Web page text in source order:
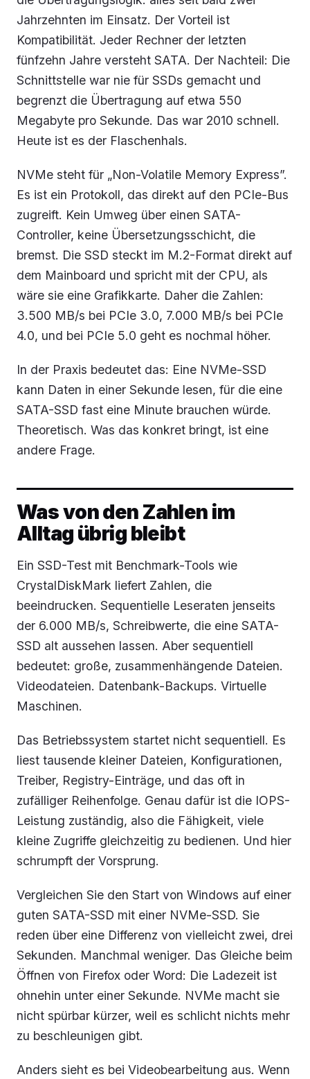
Jahrzehnten im Einsatz. Der Vorteil ist
Kompatibilität. Jeder Rechner der letzten
fünfzehn Jahre versteht SATA. Der Nachteil: Die
Schnittstelle war nie für SSDs gemacht und
begrenzt die Übertragung auf etwa 550
Megabyte pro Sekunde. Das war 2010 schnell.
Heute ist es der Flaschenhals.
NVMe steht für „Non-Volatile Memory Express”.
Es ist ein Protokoll, das direkt auf den PCIe-Bus
zugreift. Kein Umweg über einen SATA-
Controller, keine Übersetzungsschicht, die
bremst. Die SSD steckt im M.2-Format direkt auf
dem Mainboard und spricht mit der CPU, als
wäre sie eine Grafikkarte. Daher die Zahlen:
3.500 MB/s bei PCIe 3.0, 7.000 MB/s bei PCIe
4.0, und bei PCIe 5.0 geht es nochmal höher.
In der Praxis bedeutet das: Eine NVMe-SSD
kann Daten in einer Sekunde lesen, für die eine
SATA-SSD fast eine Minute brauchen würde.
Theoretisch. Was das konkret bringt, ist eine
andere Frage.
Was von den Zahlen im
Alltag übrig bleibt
Ein SSD-Test mit Benchmark-Tools wie
CrystalDiskMark liefert Zahlen, die
beeindrucken. Sequentielle Leseraten jenseits
der 6.000 MB/s, Schreibwerte, die eine SATA-
SSD alt aussehen lassen. Aber sequentiell
bedeutet: große, zusammenhängende Dateien.
Videodateien. Datenbank-Backups. Virtuelle
Maschinen.
Das Betriebssystem startet nicht sequentiell. Es
liest tausende kleiner Dateien, Konfigurationen,
Treiber, Registry-Einträge, und das oft in
zufälliger Reihenfolge. Genau dafür ist die IOPS-
Leistung zuständig, also die Fähigkeit, viele
kleine Zugriffe gleichzeitig zu bedienen. Und hier
schrumpft der Vorsprung.
Vergleichen Sie den Start von Windows auf einer
guten SATA-SSD mit einer NVMe-SSD. Sie
reden über eine Differenz von vielleicht zwei, drei
Sekunden. Manchmal weniger. Das Gleiche beim
Öffnen von Firefox oder Word: Die Ladezeit ist
ohnehin unter einer Sekunde. NVMe macht sie
nicht spürbar kürzer, weil es schlicht nichts mehr
zu beschleunigen gibt.
Anders sieht es bei Videobearbeitung aus. Wenn